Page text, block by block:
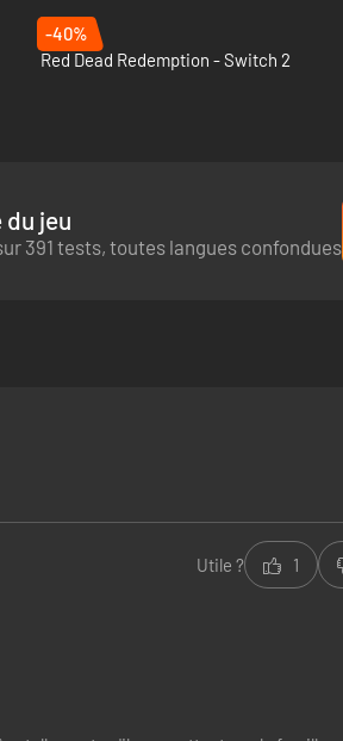
-40%
Red Dead Redemption - Switch 2
du jeu
391 tests, toutes langues confondues
Utile ? 1